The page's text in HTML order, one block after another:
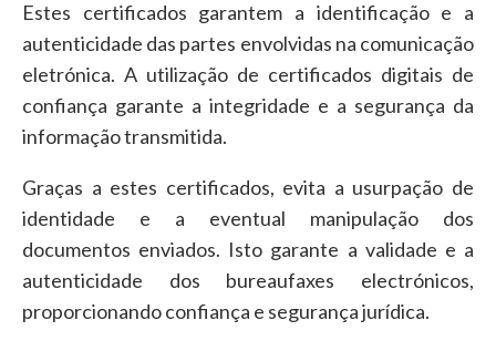
Estes certificados garantem a identificação e a
autenticidade das partes envolvidas na comunicação
eletrónica. A utilização de certificados digitais de
confiança garante a integridade e a segurança da
informação transmitida.
Graças a estes certificados, evita a usurpação de
identidade e a eventual manipulação dos
documentos enviados. Isto garante a validade e a
autenticidade dos bureaufaxes electrónicos,
proporcionando confiança e segurança jurídica.